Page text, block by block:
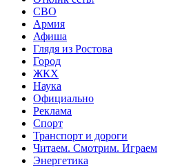
СВО
Армия
Афиша
Глядя из Ростова
Город
ЖКХ
Наука
Официально
Реклама
Спорт
Транспорт и дороги
Читаем. Смотрим. Играем
Энергетика